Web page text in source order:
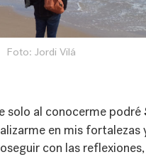
Foto: Jordi Vilá
solo al conocerme podré
en mis fortalezas
con las